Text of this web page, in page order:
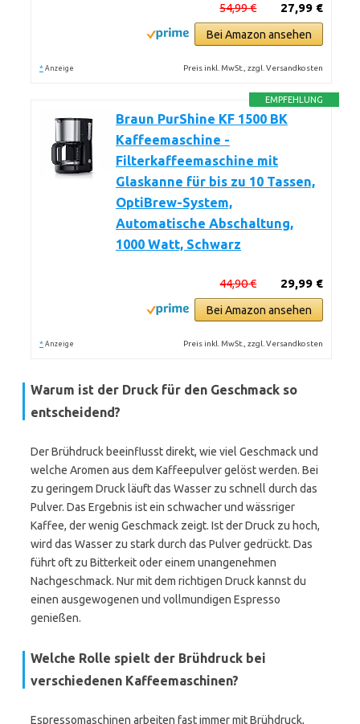
27,99 €
54,99 €
Bei Amazon ansehen
* Anzeige Preis inkl. MwSt., zzgl. Versandkosten
EMPFEHLUNG
Braun PurShine KF 1500 BK
Kaffeemaschine -
Filterkaffeemaschine mit
Glaskanne für bis zu 10 Tassen,
OptiBrew-System,
Automatische Abschaltung,
1000 Watt, Schwarz
29,99 €
44,90 €
Bei Amazon ansehen
* Anzeige Preis inkl. MwSt., zzgl. Versandkosten
Warum ist der Druck für den Geschmack so
entscheidend?
Der Brühdruck beeinflusst direkt, wie viel Geschmack und
welche Aromen aus dem Kaffeepulver gelöst werden. Bei
zu geringem Druck läuft das Wasser zu schnell durch das
Pulver. Das Ergebnis ist ein schwacher und wässriger
Kaffee, der wenig Geschmack zeigt. Ist der Druck zu hoch,
wird das Wasser zu stark durch das Pulver gedrückt. Das
führt oft zu Bitterkeit oder einem unangenehmen
Nachgeschmack. Nur mit dem richtigen Druck kannst du
einen ausgewogenen und vollmundigen Espresso
genießen.
Welche Rolle spielt der Brühdruck bei
verschiedenen Kaffeemaschinen?
Espressomaschinen arbeiten fast immer mit Brühdruck,